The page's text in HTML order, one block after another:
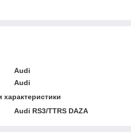
Audi
Audi
характеристики
Audi RS3/TTRS DAZA